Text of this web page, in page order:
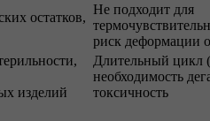
остатков,
Не подходит для
риск деформации
изделий
Длительный цикл
необходимость
токсичность